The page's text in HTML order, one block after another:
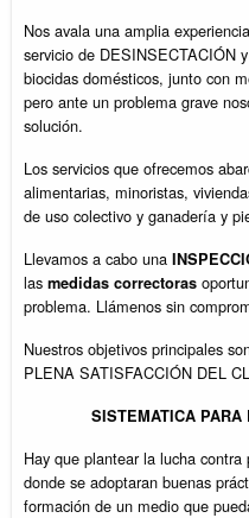
Nos avala una amplia
servicio de DESINSECTACIÓN
biocidas domésticos, junto con
pero ante un problema grave
solución.
Los servicios que ofrecemos
alimentarias, minoristas,
de uso colectivo y ganadería y
Llevamos a cabo una
las medidas correctoras
problema. Llámenos sin
Nuestros objetivos principales
PLENA SATISFACCIÓN DEL
SISTEMATICA
Hay que plantear la lucha contra
donde se adoptaran buenas
formación de un medio que